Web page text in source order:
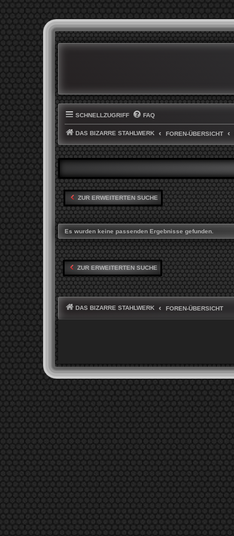
SCHNELLZUGRIFF FAQ
DAS BIZARRE STAHLWERK FOREN-ÜBERSICHT
ZUR ERWEITERTEN SUCHE
Es wurden keine passenden Ergebnisse gefunden.
ZUR ERWEITERTEN SUCHE
DAS BIZARRE STAHLWERK FOREN-ÜBERSICHT